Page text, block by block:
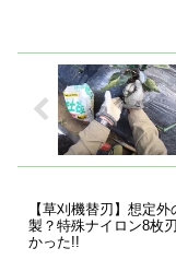
【草刈機替刃】想定
製？特殊ナイロン8枚
かった!!